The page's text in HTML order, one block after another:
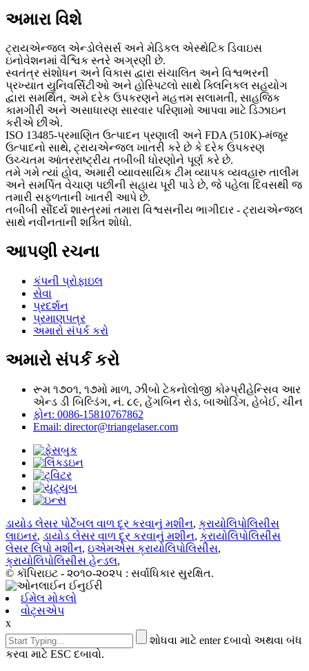
અમારા વિશે
ટ્રાયએન્જલ એન્ડોલેસર્સ અને મેડિકલ એસ્થેટિક ડિવાઇસ
ઇનોવેશનમાં વૈશ્વિક સ્તરે અગ્રણી છે.
સ્વતંત્ર સંશોધન અને વિકાસ દ્વારા સંચાલિત અને વિશ્વભરની
પ્રખ્યાત યુનિવર્સિટીઓ અને હોસ્પિટલો સાથે ક્લિનિકલ સહયોગ
દ્વારા સમર્થિત, અમે દરેક ઉપકરણને મહત્તમ સલામતી, સાહજિક
કામગીરી અને અસાધારણ સારવાર પરિણામો આપવા માટે ડિઝાઇન
કરીએ છીએ.
ISO 13485-પ્રમાણિત ઉત્પાદન પ્રણાલી અને FDA (510K)-મંજૂર
ઉત્પાદનો સાથે, ટ્રાયએન્જલ ખાતરી કરે છે કે દરેક ઉપકરણ
ઉચ્ચતમ આંતરરાષ્ટ્રીય તબીબી ધોરણોને પૂર્ણ કરે છે.
તમે ગમે ત્યાં હોવ, અમારી વ્યાવસાયિક ટીમ વ્યાપક વ્યવહારુ તાલીમ
અને સમર્પિત વેચાણ પછીની સહાય પૂરી પાડે છે, જે પહેલા દિવસથી જ
તમારી સફળતાની ખાતરી આપે છે.
તબીબી સૌંદર્ય શાસ્ત્રમાં તમારા વિશ્વસનીય ભાગીદાર - ટ્રાયએન્જલ
સાથે નવીનતાની શક્તિ શોધો.
આપણી રચના
કંપની પ્રોફાઇલ
સેવા
પ્રદર્શન
પ્રમાણપત્ર
અમારો સંપર્ક કરો
અમારો સંપર્ક કરો
રૂમ ૧૭૦૧, ૧૭મો માળ, ઝીબો ટેકનોલોજી કોમ્પ્રીહેન્સિવ આર
એન્ડ ડી બિલ્ડિંગ, નં. ૮૯, હેંગબિન રોડ, બાઓડિંગ, હેબેઈ, ચીન
ફોન: 0086-15810767862
Email: director@triangelaser.com
ડાયોડ લેસર પોર્ટેબલ વાળ દૂર કરવાનું મશીન, ક્રાયોલિપોલિસીસ
લાઇનર, ડાયોડ લેસર વાળ દૂર કરવાનું મશીન, ક્રાયોલિપોલિસીસ
લેસર લિપો મશીન, ઇએમએસ ક્રાયોલિપોલિસીસ,
ક્રાયોલિપોલિસીસ હેન્ડલ,
© કૉપિરાઇટ - ૨૦૧૦-૨૦૨૫ : સર્વાધિકાર સુરક્ષિત.
ઈમેલ મોકલો
વોટ્સએપ
x
શોધવા માટે enter દબાવો અથવા બંધ
કરવા માટે ESC દબાવો.